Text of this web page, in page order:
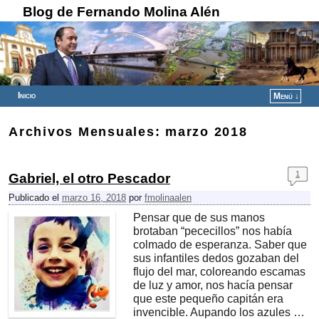
Blog de Fernando Molina Alén
Inicio
Menú ↓
Archivos Mensuales: marzo 2018
Gabriel, el otro Pescador
Publicado el marzo 16, 2018 por fmolinaalen
1
Pensar que de sus manos
brotaban “pececillos” nos había
colmado de esperanza. Saber que
sus infantiles dedos gozaban del
flujo del mar, coloreando escamas
de luz y amor, nos hacía pensar
que este pequeño capitán era
invencible. Aupando los azules …